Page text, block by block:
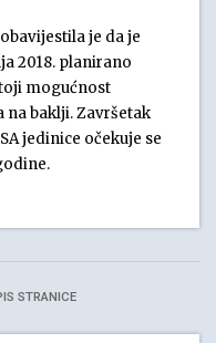
je da je
2018. planirano
mogućnost
baklji. Završetak
jedinice očekuje se
STRANICE